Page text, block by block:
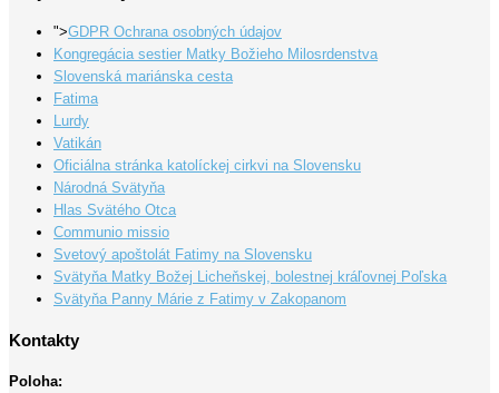
">GDPR Ochrana osobných údajov
Kongregácia sestier Matky Božieho Milosrdenstva
Slovenská mariánska cesta
Fatima
Lurdy
Vatikán
Oficiálna stránka katolíckej cirkvi na Slovensku
Národná Svätyňa
Hlas Svätého Otca
Communio missio
Svetový apoštolát Fatimy na Slovensku
Svätyňa Matky Božej Licheňskej, bolestnej kráľovnej Poľska
Svätyňa Panny Márie z Fatimy v Zakopanom
Kontakty
Poloha: